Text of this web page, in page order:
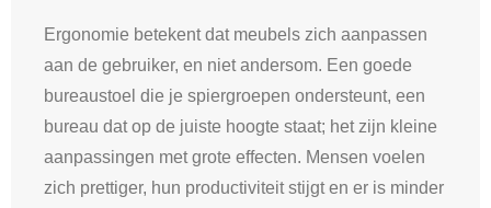
Ergonomie betekent dat meubels zich aanpassen
aan de gebruiker, en niet andersom. Een goede
bureaustoel die je spiergroepen ondersteunt, een
bureau dat op de juiste hoogte staat; het zijn kleine
aanpassingen met grote effecten. Mensen voelen
zich prettiger, hun productiviteit stijgt en er is minder